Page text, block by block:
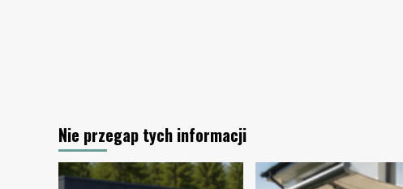
Nie przegap tych informacji